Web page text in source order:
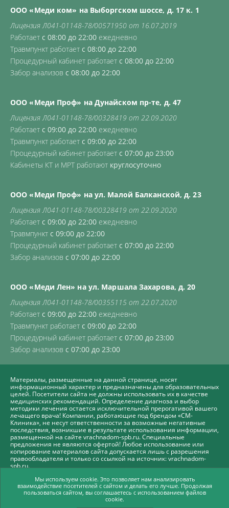
ООО «Меди ком» на Выборгском шоссе, д. 17 к. 1
Лицензия Л041-01148-78/00571950 от 16.07.2019
Работает с 08:00 до 22:00 ежедневно
Травмпункт работает с 08:00 до 22:00
Процедурный кабинет работает с 08:00 до 22:00
Забор анализов с 08:00 до 22:00
ООО «Меди Проф» на Дунайском пр-те, д. 47
Лицензия Л041-01148-78/00328419 от 22.09.2020
Работает с 09:00 до 22:00 ежедневно
Травмпункт работает с 09:00 до 22:00
Процедурный кабинет работает с 07:00 до 23:00
Кабинеты КТ и МРТ работают круглосуточно
ООО «Меди Проф» на ул. Малой Балканской, д. 23
Лицензия Л041-01148-78/00328419 от 22.09.2020
Работает с 09:00 до 22:00 ежедневно
Травмпункт с 09:00 до 22:00
Процедурный кабинет работает с 07:00 до 22:00
Забор анализов с 07:00 до 22:00
ООО «Меди Лен» на ул. Маршала Захарова, д. 20
Лицензия Л041-01148-78/00355115 от 22.07.2020
Работает с 09:00 до 22:00 ежедневно
Травмпункт работает с 09:00 до 22:00
Процедурный кабинет работает с 07:00 до 23:00
Забор анализов с 07:00 до 23:00
Материалы, размещенные на данной странице, носят
информационный характер и предназначены для образовательных
целей. Посетители сайта не должны использовать их в качестве
медицинских рекомендаций. Определение диагноза и выбор
методики лечения остается исключительной прерогативой вашего
лечащего врача! Компании, работающие под брендом «СМ-
Клиника», не несут ответственности за возможные негативные
последствия, возникшие в результате использования информации,
размещенной на сайте vrachnadom-spb.ru. Специальные
предложения не являются офертой! Любое использование или
копирование материалов сайта допускается лишь с разрешения
правообладателя и только со ссылкой на источник: vrachnadom-
spb.ru.
Политика СМ-Клиника в отношении обработки персональных
данных
Мы используем cookie. Это позволяет нам анализировать
взаимодействие посетителей с сайтом и делать его лучше. Продолжая
пользоваться сайтом, вы соглашаетесь с использованием файлов
cookie.